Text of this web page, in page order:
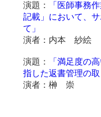
演題：
「医師事務
記載」において、
て」
演者：内本 紗絵
演題：
「満足度の
指した返書管理の取
演者：榊 崇